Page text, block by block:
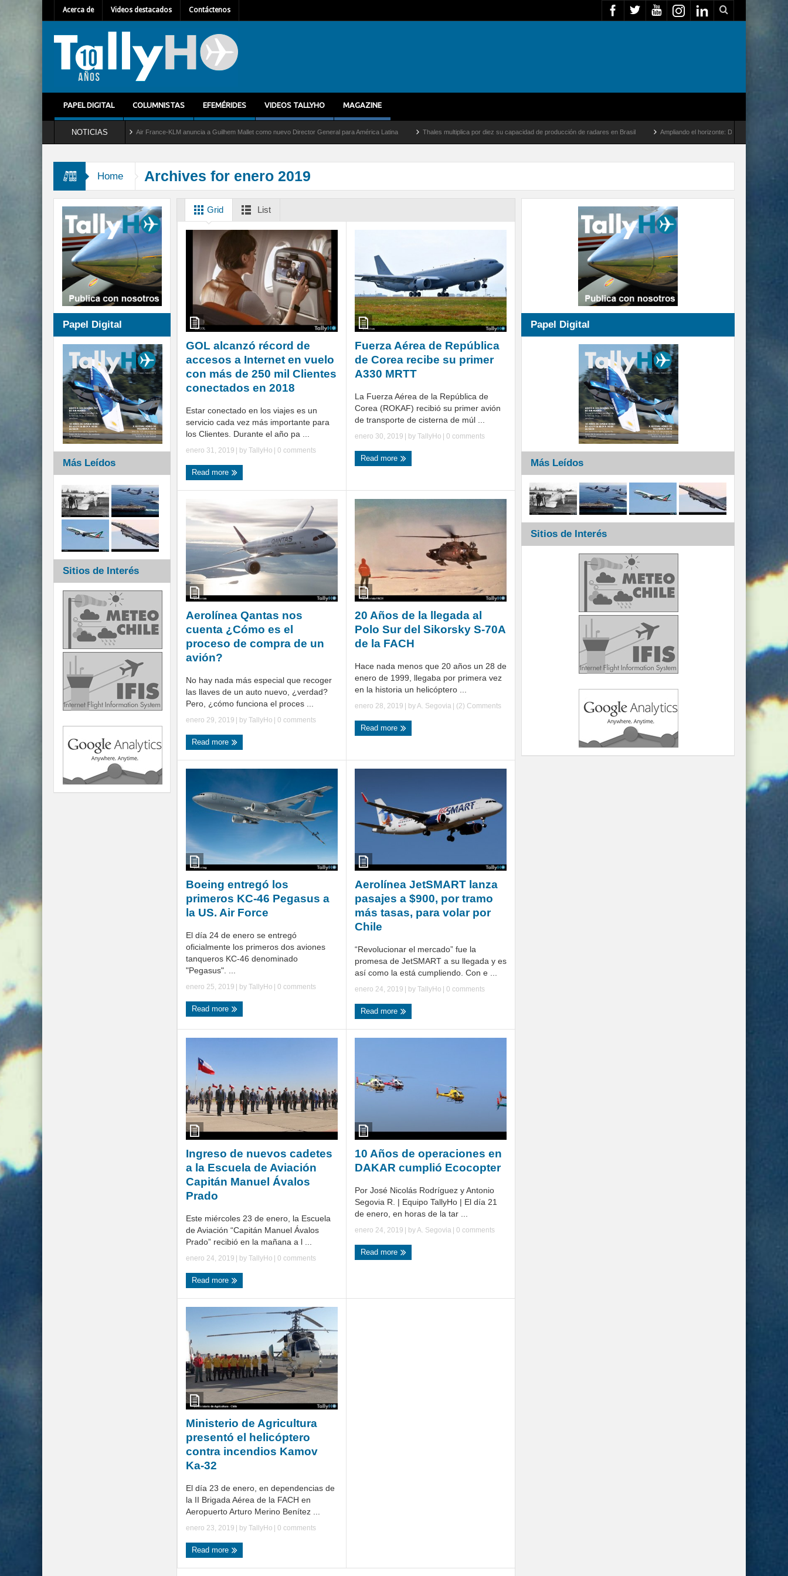
Acerca de Videos destacados Contáctenos
PAPEL DIGITAL COLUMNISTAS EFEMÉRIDES VIDEOS TALLYHO MAGAZINE
NOTICIASAir France-KLM anuncia a Guilhem Mallet como nuevo Director General para América Latina Thales multiplica por diez su capacidad de producción de radares en Brasil Ampliando el horizonte: Dentro del vuelo de desarrollo más
Home Archives for enero 2019
Grid List
GOL alcanzó récord de
accesos a Internet en vuelo
con más de 250 mil Clientes
conectados en 2018
Estar conectado en los viajes es un
servicio cada vez más importante para
los Clientes. Durante el año pa ...
enero 31, 2019 | by TallyHo 0 comments
Read more
Fuerza Aérea de República
de Corea recibe su primer
A330 MRTT
La Fuerza Aérea de la República de
Corea (ROKAF) recibió su primer avión
de transporte de cisterna de múl ...
enero 30, 2019 | by TallyHo 0 comments
Read more
Aerolínea Qantas nos
cuenta ¿Cómo es el
proceso de compra de un
avión?
No hay nada más especial que recoger
las llaves de un auto nuevo, ¿verdad?
Pero, ¿cómo funciona el proces ...
enero 29, 2019 | by TallyHo | 0 comments
Read more
20 Años de la llegada al
Polo Sur del Sikorsky S-70A
de la FACH
Hace nada menos que 20 años un 28 de
enero de 1999, llegaba por primera vez
en la historia un helicóptero ...
enero 28, 2019 | byA. Segovia | (2) Comments
Read more
Boeing entregó los
primeros KC-46 Pegasus a
la US. Air Force
El día 24 de enero se entregó
oficialmente los primeros dos aviones
tanqueros KC-46 denominado
"Pegasus". ...
enero 25, 2019 | by TallyHo 0 comments
Read more
Aerolínea JetSMART lanza
pasajes a $900, por tramo
más tasas, para volar por
Chile
“Revolucionar el mercado” fue la
promesa de JetSMART a su llegada y es
así como la está cumpliendo. Con e ...
enero 24, 2019 | by TallyHo 0 comments
Read more
Ingreso de nuevos cadetes
a la Escuela de Aviación
Capitán Manuel Ávalos
Prado
Este miércoles 23 de enero, la Escuela
de Aviación “Capitán Manuel Ávalos
Prado” recibió en la mañana a l ...
enero 24, 2019 | by TallyHo 0 comments
Read more
10 Años de operaciones en
DAKAR cumplió Ecocopter
Por José Nicolás Rodríguez y Antonio
Segovia R. | Equipo TallyHo | El día 21
de enero, en horas de la tar ...
enero 24, 2019 | byA. Segovia 0 comments
Read more
Ministerio de Agricultura
presentó el helicóptero
contra incendios Kamov
Ka-32
El día 23 de enero, en dependencias de
la II Brigada Aérea de la FACH en
Aeropuerto Arturo Merino Benítez ...
enero 23, 2019 | by TallyHo | 0 comments
Read more
Papel Digital
Más Leídos
Sitios de Interés
Papel Digital
Más Leídos
Sitios de Interés